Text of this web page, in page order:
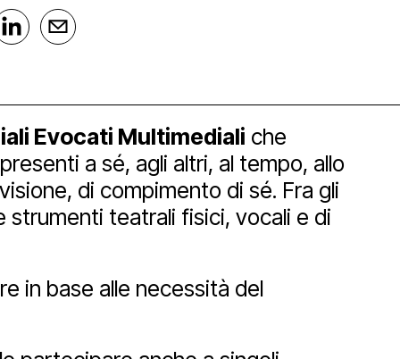
Evocati Multimediali che
a sé, agli altri, al tempo, allo
di compimento di sé. Fra gli
strumenti teatrali fisici, vocali e di
in base alle necessità del